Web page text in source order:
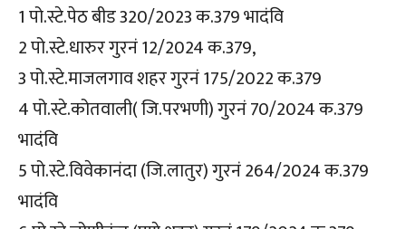
1 पो.स्टे.पेठ बीड 320/2023 क.379 भादंवि
2 पो.स्टे.धारुर गुरनं 12/2024 क.379,
3 पो.स्टे.माजलगाव शहर गुरनं 175/2022 क.379
4 पो.स्टे.कोतवाली( जि.परभणी) गुरनं 70/2024 क.379
भादंवि
5 पो.स्टे.विवेकानंदा (जि.लातुर) गुरनं 264/2024 क.379
भादंवि